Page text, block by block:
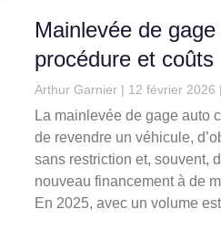
Mainlevée de
procédure et coûts
Arthur Garnier 12 février 2026
La mainlevée de gage auto
de revendre un véhicule,
sans restriction et, souvent,
nouveau financement à de
En 2025, avec un volume